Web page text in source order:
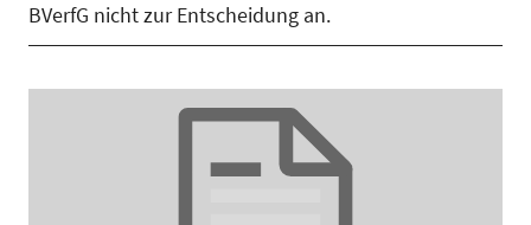
BVerfG nicht zur Entscheidung an.